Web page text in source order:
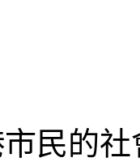
民的